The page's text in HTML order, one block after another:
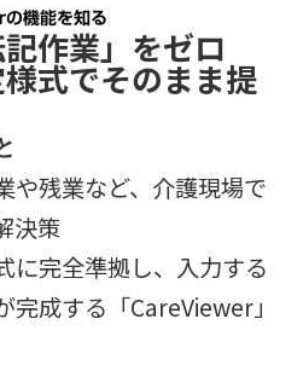
機能を知る
作業」をゼロ
式でそのまま提
や残業など、介護現場で
決策
に完全準拠し、入力する
成する「CareViewer」